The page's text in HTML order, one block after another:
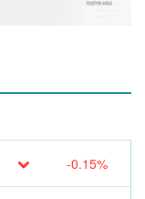
-0.15%